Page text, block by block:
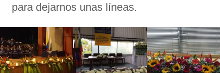
para dejarnos unas líneas.